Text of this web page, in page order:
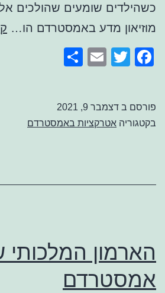
כשהילדים שומעים שהולכים אל
מוזיאון מדע באמסטרדם הו…
Facebook
Twitter
Email
פורסם ב דצמבר 9, 2021
בקטגוריה אטרקציות באמסטרדם
הארמון המלכותי
אמסטרדם